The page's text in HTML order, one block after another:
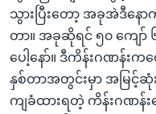
သွားပြီးတော့ အခုအဲဒီနောက်
တာ။ အခုဆိုရင် ၅၀ ကျော်
ပေါ့နော်။ ဒီကိန်းဂဏန်း
နှစ်တာအတွင်းမှာ အမြင့်
ကျခံထားရတဲ့ ကိန်းဂဏန်း